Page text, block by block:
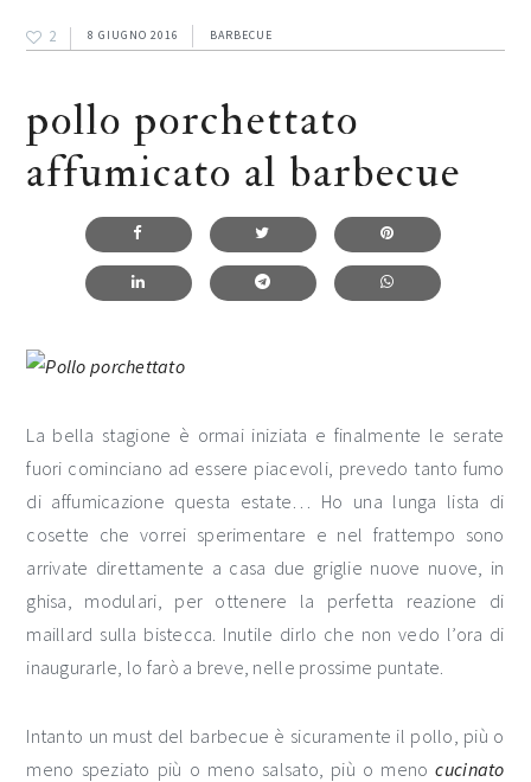
2 8 GIUGNO 2016 BARBECUE
pollo porchettato
affumicato al barbecue
La bella stagione è ormai iniziata e finalmente le serate
fuori cominciano ad essere piacevoli, prevedo tanto fumo
di affumicazione questa estate… Ho una lunga lista di
cosette che vorrei sperimentare e nel frattempo sono
arrivate direttamente a casa due griglie nuove nuove, in
ghisa, modulari, per ottenere la perfetta reazione di
maillard sulla bistecca. Inutile dirlo che non vedo l’ora di
inaugurarle, lo farò a breve, nelle prossime puntate.
Intanto un must del barbecue è sicuramente il pollo, più o
meno speziato più o meno salsato, più o menocucinato